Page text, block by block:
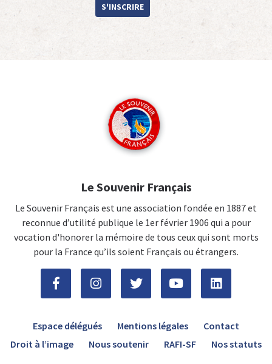
S'INSCRIRE
Le Souvenir Français
Le Souvenir Français est une association fondée en 1887 et
reconnue d’utilité publique le 1er février 1906 qui a pour
vocation d'honorer la mémoire de tous ceux qui sont morts
pour la France qu’ils soient Français ou étrangers.
Espace délégués Mentions légales
Contact
Droit à l’image
Nous soutenir RAFI-SF Nos statuts